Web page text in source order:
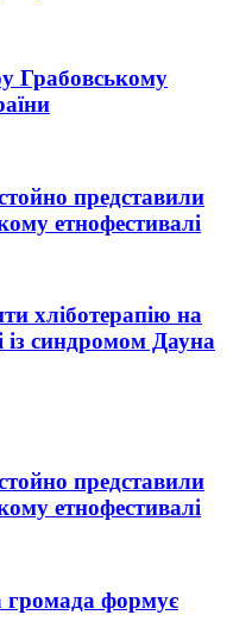
Грабовському
представили
етнофестивалі
хліботерапію на
із синдромом Дауна
представили
етнофестивалі
громада формує